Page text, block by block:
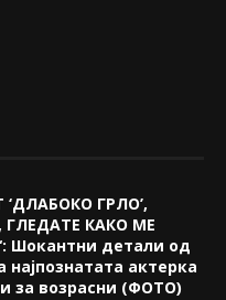
ГРЛО’,
КАКО МЕ
Шокантни детали од
најпознатата актерка
за возрасни (ФОТО)